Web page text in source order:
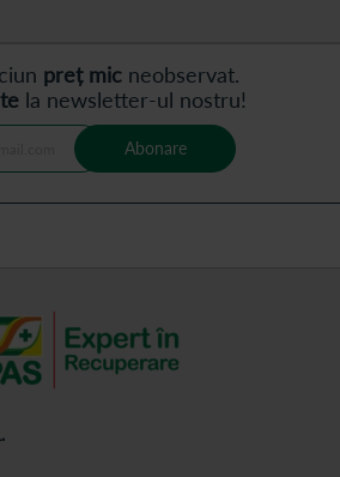
preț mic neobservat.
la newsletter-ul nostru!
Abonare